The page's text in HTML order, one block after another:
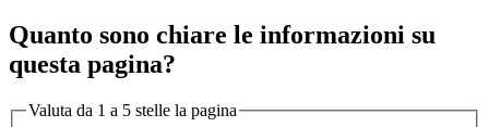
Quanto sono chiare le informazioni su
questa pagina?
Valuta da 1 a 5 stelle la pagina